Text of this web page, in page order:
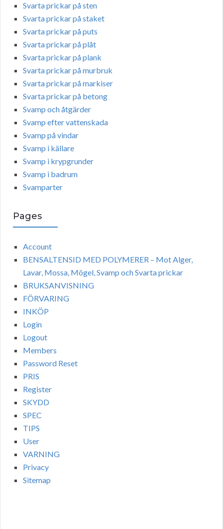
Svarta prickar på sten
Svarta prickar på staket
Svarta prickar på puts
Svarta prickar på plåt
Svarta prickar på plank
Svarta prickar på murbruk
Svarta prickar på markiser
Svarta prickar på betong
Svamp och åtgärder
Svamp efter vattenskada
Svamp på vindar
Svamp i källare
Svamp i krypgrunder
Svamp i badrum
Svamparter
Pages
Account
BENSALTENSID MED POLYMERER – Mot Alger,
Lavar, Mossa, Mögel, Svamp och Svarta prickar
BRUKSANVISNING
FÖRVARING
INKÖP
Login
Logout
Members
Password Reset
PRIS
Register
SKYDD
SPEC
TIPS
User
VARNING
Privacy
Sitemap